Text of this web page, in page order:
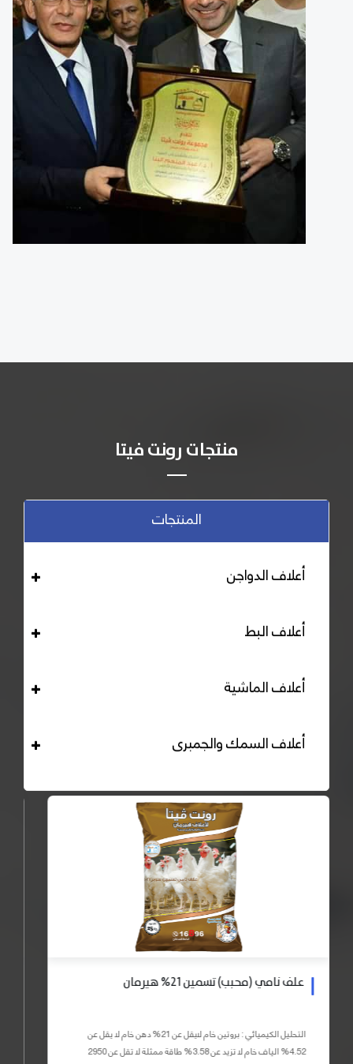
منتجات رونت فيتا
المنتجات
أعلاف الدواجن
أعلاف البط
أعلاف الماشية
أعلاف السمك والجمبرى
علف نامي (محبب) تسمين 21% هيرمان
التحليل الكيميائي : بروتين خام لايقل عن 21% دهن خام لا يقل عن
4.52% الياف خام لا تزيد عن 3.58% طاقة ممثلة لا تقل عن 2950